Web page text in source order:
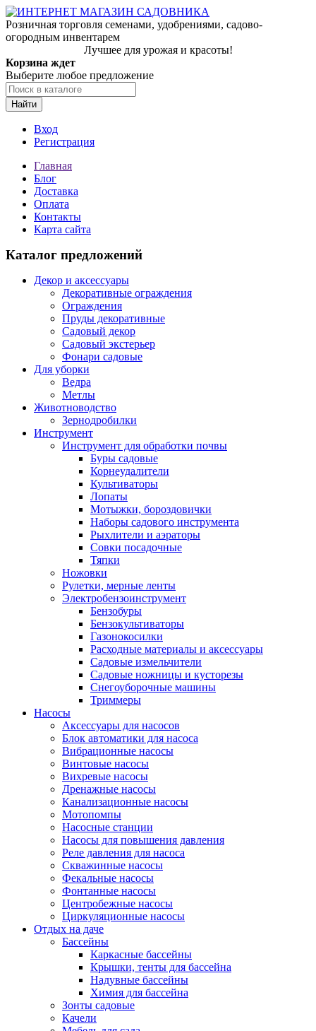
Розничная торговля семенами, удобрениями, садово-
огородным инвентарем
Лучшее для урожая и красоты!
Корзина ждет
Выберите любое предложение
Найти
Вход
Регистрация
Главная
Блог
Доставка
Оплата
Контакты
Карта сайта
Каталог предложений
Декор и аксессуары
Декоративные ограждения
Ограждения
Пруды декоративные
Садовый декор
Садовый экстерьер
Фонари садовые
Для уборки
Ведра
Метлы
Животноводство
Зернодробилки
Инструмент
Инструмент для обработки почвы
Буры садовые
Корнеудалители
Культиваторы
Лопаты
Мотыжки, бороздовички
Наборы садового инструмента
Рыхлители и аэраторы
Совки посадочные
Тяпки
Ножовки
Рулетки, мерные ленты
Электробензоинструмент
Бензобуры
Бензокультиваторы
Газонокосилки
Расходные материалы и аксессуары
Садовые измельчители
Садовые ножницы и кусторезы
Снегоуборочные машины
Триммеры
Насосы
Аксессуары для насосов
Блок автоматики для насоса
Вибрационные насосы
Винтовые насосы
Вихревые насосы
Дренажные насосы
Канализационные насосы
Мотопомпы
Насосные станции
Насосы для повышения давления
Реле давления для насоса
Скважинные насосы
Фекальные насосы
Фонтанные насосы
Центробежные насосы
Циркуляционные насосы
Отдых на даче
Бассейны
Каркасные бассейны
Крышки, тенты для бассейна
Надувные бассейны
Химия для бассейна
Зонты садовые
Качели